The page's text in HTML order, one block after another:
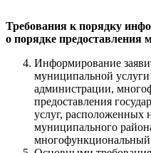
Требования к порядку
о порядке предоставления
Информирование
муниципальной услуги
администрации,
предоставления
услуг, расположенных
муниципального
многофункциональный